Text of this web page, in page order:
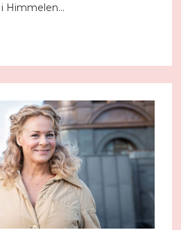
Himmelen...